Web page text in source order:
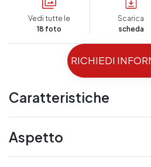
Vedi tutte le
18 foto
Scarica
scheda
RICHIEDI
Caratteristiche
Aspetto